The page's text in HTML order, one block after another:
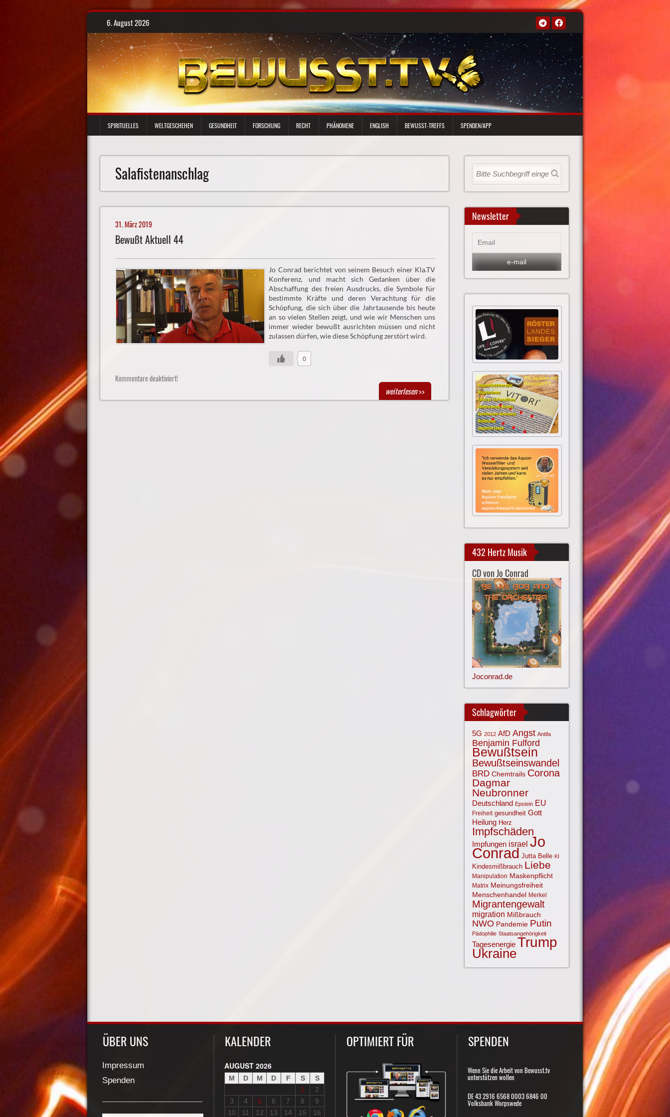
Skip
content
6. August 2026
SPIRITUELLES WELTGESCHEHEN GESUNDHEIT FORSCHUNG RECHT PHÄNOMENE ENGLISH BEWUSST-TREFFS SPENDEN/APP
Salafistenanschlag
31. März 2019
Bewußt Aktuell 44
Jo Conrad berichtet von seinem Besuch einer Kla.TV
Konferenz, und macht sich Gedanken über die
Abschaffung des freien Ausdrucks, die Symbole für
bestimmte Kräfte und deren Verachtung für die
Schöpfung, die sich über die Jahrtausende bis heute
an so vielen Stellen zeigt, und wie wir Menschen uns
immer wieder bewußt ausrichten müssen und nicht
zulassen dürfen, wie diese Schöpfung zerstört wird.
0
Kommentare deaktiviert!
weiterlesen>>
Newsletter
432 Hertz Musik
CD von Jo Conrad
Joconrad.de
Schlagwörter
5G 2012 AfD Angst Antifa
Benjamin Fulford
Bewußtsein
Bewußtseinswandel
BRD Chemtrails Corona
Dagmar
Neubronner
Deutschland Epstein EU
Freiheit gesundheit Gott
Heilung Herz
Impfschäden
Impfungen israel Jo
Conrad Jutta Belle KI
Kindesmißbrauch Liebe
Manipulation Maskenpflicht
Matrix Meinungsfreiheit
Menschenhandel Merkel
Migrantengewalt
migration Mißbrauch
NWO Pandemie Putin
Pädophilie Staatsangehörigkeit
Tagesenergie Trump
Ukraine
ÜBER UNS
Impressum
Spenden
KALENDER
AUGUST 2026
M D M D F S
S
1
2
3
4 5 6 7 8
9
10
11 12 13 14 15 16
OPTIMIERT FÜR SPENDEN
Wenn Sie die Arbeit von Bewusst.tv
unterstützen wollen
DE 43 2916 6568 0003 6846 00
Volksbank Worpswede